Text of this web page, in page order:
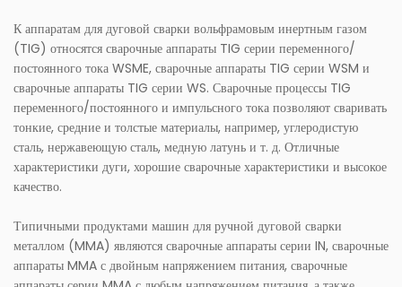
К аппаратам для дуговой сварки вольфрамовым инертным газом
(TIG) относятся сварочные аппараты TIG серии переменного/
постоянного тока WSME, сварочные аппараты TIG серии WSM и
сварочные аппараты TIG серии WS. Сварочные процессы TIG
переменного/постоянного и импульсного тока позволяют сваривать
тонкие, средние и толстые материалы, например, углеродистую
сталь, нержавеющую сталь, медную латунь и т. д. Отличные
характеристики дуги, хорошие сварочные характеристики и высокое
качество.
Типичными продуктами машин для ручной дуговой сварки
металлом (MMA) являются сварочные аппараты серии IN, сварочные
аппараты MMA с двойным напряжением питания, сварочные